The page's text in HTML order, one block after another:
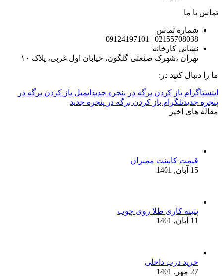
تماس با ما
شماره تماس
02155708038 | 09124197101
نشانی کارخانه
تهران ،شهرک صنعتی گلگون، خیابان اول غربی، پلاک ۱۰
ما را دنبال کنید در:
اینستاگرام باز کردن برگه در پنجره جدید ایمیل باز کردن برگه در
پنجره جدیدتلگرام باز کردن برگه در پنجره جدید
مقاله های اخیر
قیمت کابینت ممبران
15 آبان, 1401
پتینه کاری طلا روی چوب
11 آبان, 1401
خرید درب داخلی
27 مهر, 1401